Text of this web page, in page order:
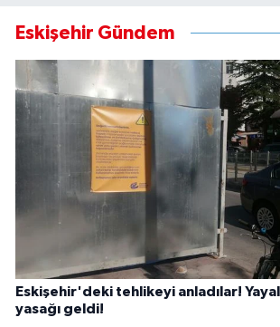
Eskişehir Gündem
Eskişehir'deki tehlikeyi anladılar!
yasağı geldi!